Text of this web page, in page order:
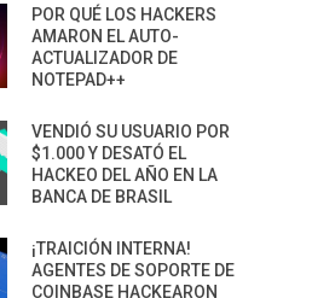
POR QUÉ LOS HACKERS
AMARON EL AUTO-
ACTUALIZADOR DE
NOTEPAD++
VENDIÓ SU USUARIO POR
$1.000 Y DESATÓ EL
HACKEO DEL AÑO EN LA
BANCA DE BRASIL
¡TRAICIÓN INTERNA!
AGENTES DE SOPORTE DE
COINBASE HACKEARON